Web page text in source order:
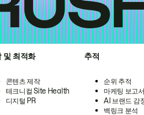
및 최적화
콘텐츠 제작
테크니컬 Site Health
디지털 PR
추적
순위 추적
마케팅 보고
AI 브랜드 감
백링크 분석